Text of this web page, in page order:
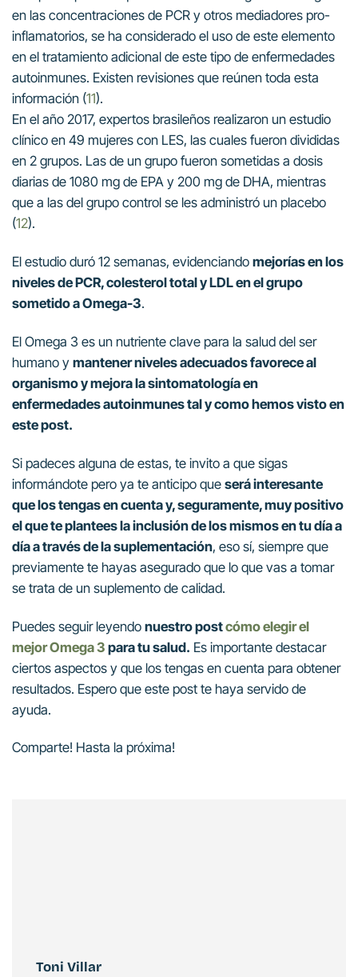
en las concentraciones de PCR y otros mediadores pro-
inflamatorios, se ha considerado el uso de este elemento
en el tratamiento adicional de este tipo de enfermedades
autoinmunes. Existen revisiones que reúnen toda esta
información (11).
En el año 2017, expertos brasileños realizaron un estudio
clínico en 49 mujeres con LES, las cuales fueron divididas
en 2 grupos. Las de un grupo fueron sometidas a dosis
diarias de 1080 mg de EPA y 200 mg de DHA, mientras
que a las del grupo control se les administró un placebo
(12).
El estudio duró 12 semanas, evidenciando mejorías en los
niveles de PCR, colesterol total y LDL en el grupo
sometido a Omega-3.
El Omega 3 es un nutriente clave para la salud del ser
humano y mantener niveles adecuados favorece al
organismo y mejora la sintomatología en
enfermedades autoinmunes tal y como hemos visto en
este post.
Si padeces alguna de estas, te invito a que sigas
informándote pero ya te anticipo que será interesante
que los tengas en cuenta y, seguramente, muy positivo
el que te plantees la inclusión de los mismos en tu día a
día a través de la suplementación, eso sí, siempre que
previamente te hayas asegurado que lo que vas a tomar
se trata de un suplemento de calidad.
Puedes seguir leyendo nuestro postcómo elegir el
mejor Omega 3 para tu salud. Es importante destacar
ciertos aspectos y que los tengas en cuenta para obtener
resultados. Espero que este post te haya servido de
ayuda.
Comparte! Hasta la próxima!
Toni Villar